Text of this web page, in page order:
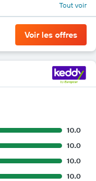
Tout voir
Voir les offres
10.0
10.0
10.0
10.0